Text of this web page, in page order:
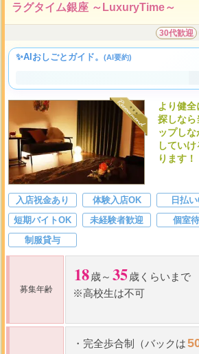
ラグタイム銀座 ～LuxuryTime～
30代歓迎
✨AIおしごとガイド。 (AI要約)
より健
探しなら
ップし
してい
ります！
入店祝金あり 体験入店OK 日払
短期バイトOK
未経験者歓迎 個室
制服貸与
募集年齢
18歳～ 35歳くらいまで
※高校生は不可
・ 完全歩合制（バックは